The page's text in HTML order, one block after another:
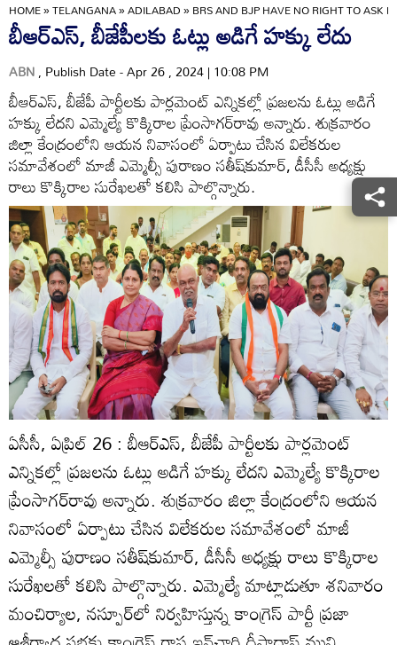
HOME»TELANGANA»ADILABAD»BRS AND BJP HAVE NO RIGHT TO ASK
బీఆర్‌ఎస్‌, బీజేపీలకు ఓట్లు అడిగే హక్కు లేదు
ABN, Publish Date - Apr 26 , 2024 | 10:08 PM
బీఆర్‌ఎస్‌, బీజేపీ పార్టీలకు పార్లమెంట్‌ ఎన్నికల్లో ప్రజలను ఓట్లు అడిగే
హక్కు లేదని ఎమ్మెల్యే కొక్కిరాల ప్రేంసాగర్‌రావు అన్నారు. శుక్రవారం
జిల్లా కేంద్రంలోని ఆయన నివాసంలో ఏర్పాటు చేసిన విలేకరుల
సమావేశంలో మాజీ ఎమ్మెల్సీ పురాణం సతీష్‌కుమార్‌, డీసీసీ అధ్యక్షు
రాలు కొక్కిరాల సురేఖలతో కలిసి పాల్గొన్నారు.
ఏసీసీ, ఏప్రిల్‌ 26 : బీఆర్‌ఎస్‌, బీజేపీ పార్టీలకు పార్లమెంట్‌
ఎన్నికల్లో ప్రజలను ఓట్లు అడిగే హక్కు లేదని ఎమ్మెల్యే కొక్కిరాల
ప్రేంసాగర్‌రావు అన్నారు. శుక్రవారం జిల్లా కేంద్రంలోని ఆయన
నివాసంలో ఏర్పాటు చేసిన విలేకరుల సమావేశంలో మాజీ
ఎమ్మెల్సీ పురాణం సతీష్‌కుమార్‌, డీసీసీ అధ్యక్షు రాలు కొక్కిరాల
సురేఖలతో కలిసి పాల్గొన్నారు. ఎమ్మెల్యే మాట్లాడుతూ శనివారం
మంచిర్యాల, నస్పూర్‌లో నిర్వహిస్తున్న కాంగ్రెస్‌ పార్టీ ప్రజా